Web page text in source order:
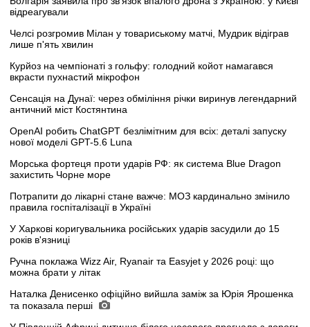
відреагували
Челсі розгромив Мілан у товариському матчі, Мудрик відіграв
лише п'ять хвилин
Курйоз на чемпіонаті з гольфу: голодний койот намагався
вкрасти пухнастий мікрофон
Сенсація на Дунаї: через обміління річки виринув легендарний
античний міст Костянтина
OpenAI робить ChatGPT безлімітним для всіх: деталі запуску
нової моделі GPT-5.6 Luna
Морська фортеця проти ударів РФ: як система Blue Dragon
захистить Чорне море
Потрапити до лікарні стане важче: МОЗ кардинально змінило
правила госпіталізації в Україні
У Харкові коригувальника російських ударів засудили до 15
років в'язниці
Ручна поклажа Wizz Air, Ryanair та Easyjet у 2026 році: що
можна брати у літак
Наталка Денисенко офіційно вийшла заміж за Юрія Ярошенка
та показала перші